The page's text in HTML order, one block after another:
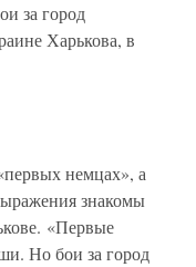
за город
Харькова, в
немцах», а
знакомы
«Первые
Но бои за город